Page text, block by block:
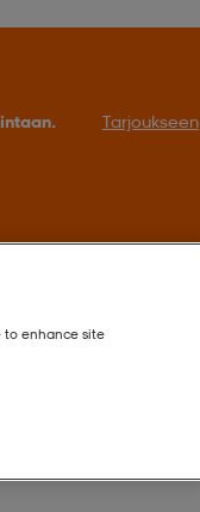
Tarjoukseen
to enhance site